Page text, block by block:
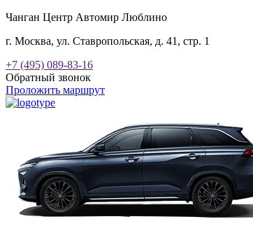
Чанган Центр Автомир Люблино
г. Москва, ул. Ставропольская, д. 41, стр. 1
+7 (495) 089-83-16
Обратный звонок
Проложить маршрут